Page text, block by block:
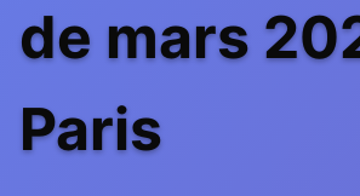
de mars
Paris